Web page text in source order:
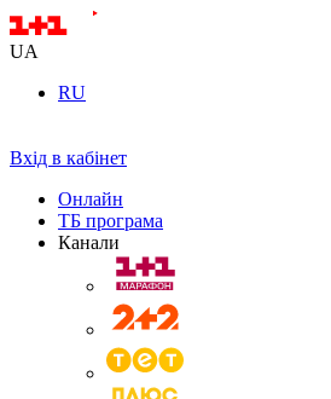
UA
RU
Вхід в кабінет
Онлайн
ТБ програма
Канали